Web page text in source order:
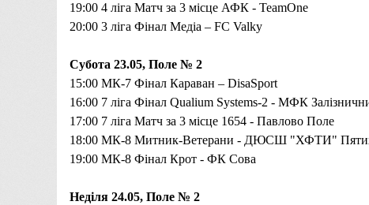
19:00 4 ліга Матч за 3 місце АФК - TeamOne
20:00 3 ліга Фінал Медіа – FC Valky
Субота 23.05, Поле № 2
15:00 МК-7 Фінал Караван – DisaSport
16:00 7 ліга Фінал Qualium Systems-2 - МФК
17:00 7 ліга Матч за 3 місце 1654 - Павлово Поле
18:00 МК-8 Митник-Ветерани - ДЮСШ "ХФТИ"
19:00 МК-8 Фінал Крот - ФК Сова
Неділя 24.05, Поле № 2